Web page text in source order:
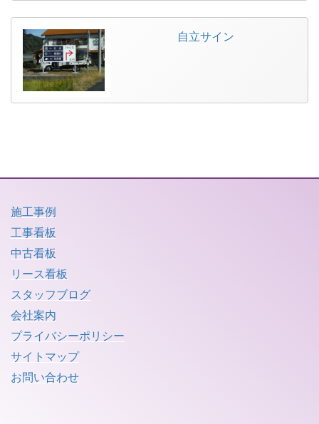
自立サイン
施工事例
工事看板
中古看板
リース看板
スタッフブログ
会社案内
プライバシーポリシー
サイトマップ
お問い合わせ